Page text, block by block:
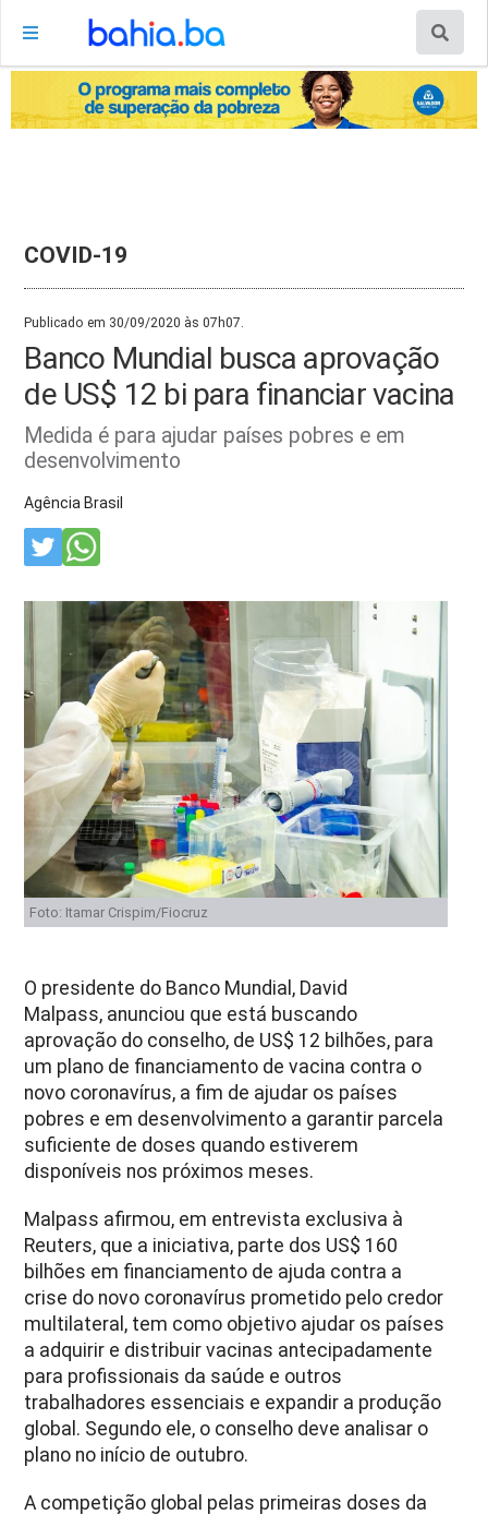
COVID-19
Publicado em 30/09/2020 às 07h07.
Banco Mundial busca aprovação
de US$ 12 bi para financiar vacina
Medida é para ajudar países pobres e em
desenvolvimento
Agência Brasil
Foto: Itamar Crispim/Fiocruz
O presidente do Banco Mundial, David
Malpass, anunciou que está buscando
aprovação do conselho, de US$ 12 bilhões, para
um plano de financiamento de vacina contra o
novo coronavírus, a fim de ajudar os países
pobres e em desenvolvimento a garantir parcela
suficiente de doses quando estiverem
disponíveis nos próximos meses.
Malpass afirmou, em entrevista exclusiva à
Reuters, que a iniciativa, parte dos US$ 160
bilhões em financiamento de ajuda contra a
crise do novo coronavírus prometido pelo credor
multilateral, tem como objetivo ajudar os países
a adquirir e distribuir vacinas antecipadamente
para profissionais da saúde e outros
trabalhadores essenciais e expandir a produção
global. Segundo ele, o conselho deve analisar o
plano no início de outubro.
A competição global pelas primeiras doses da